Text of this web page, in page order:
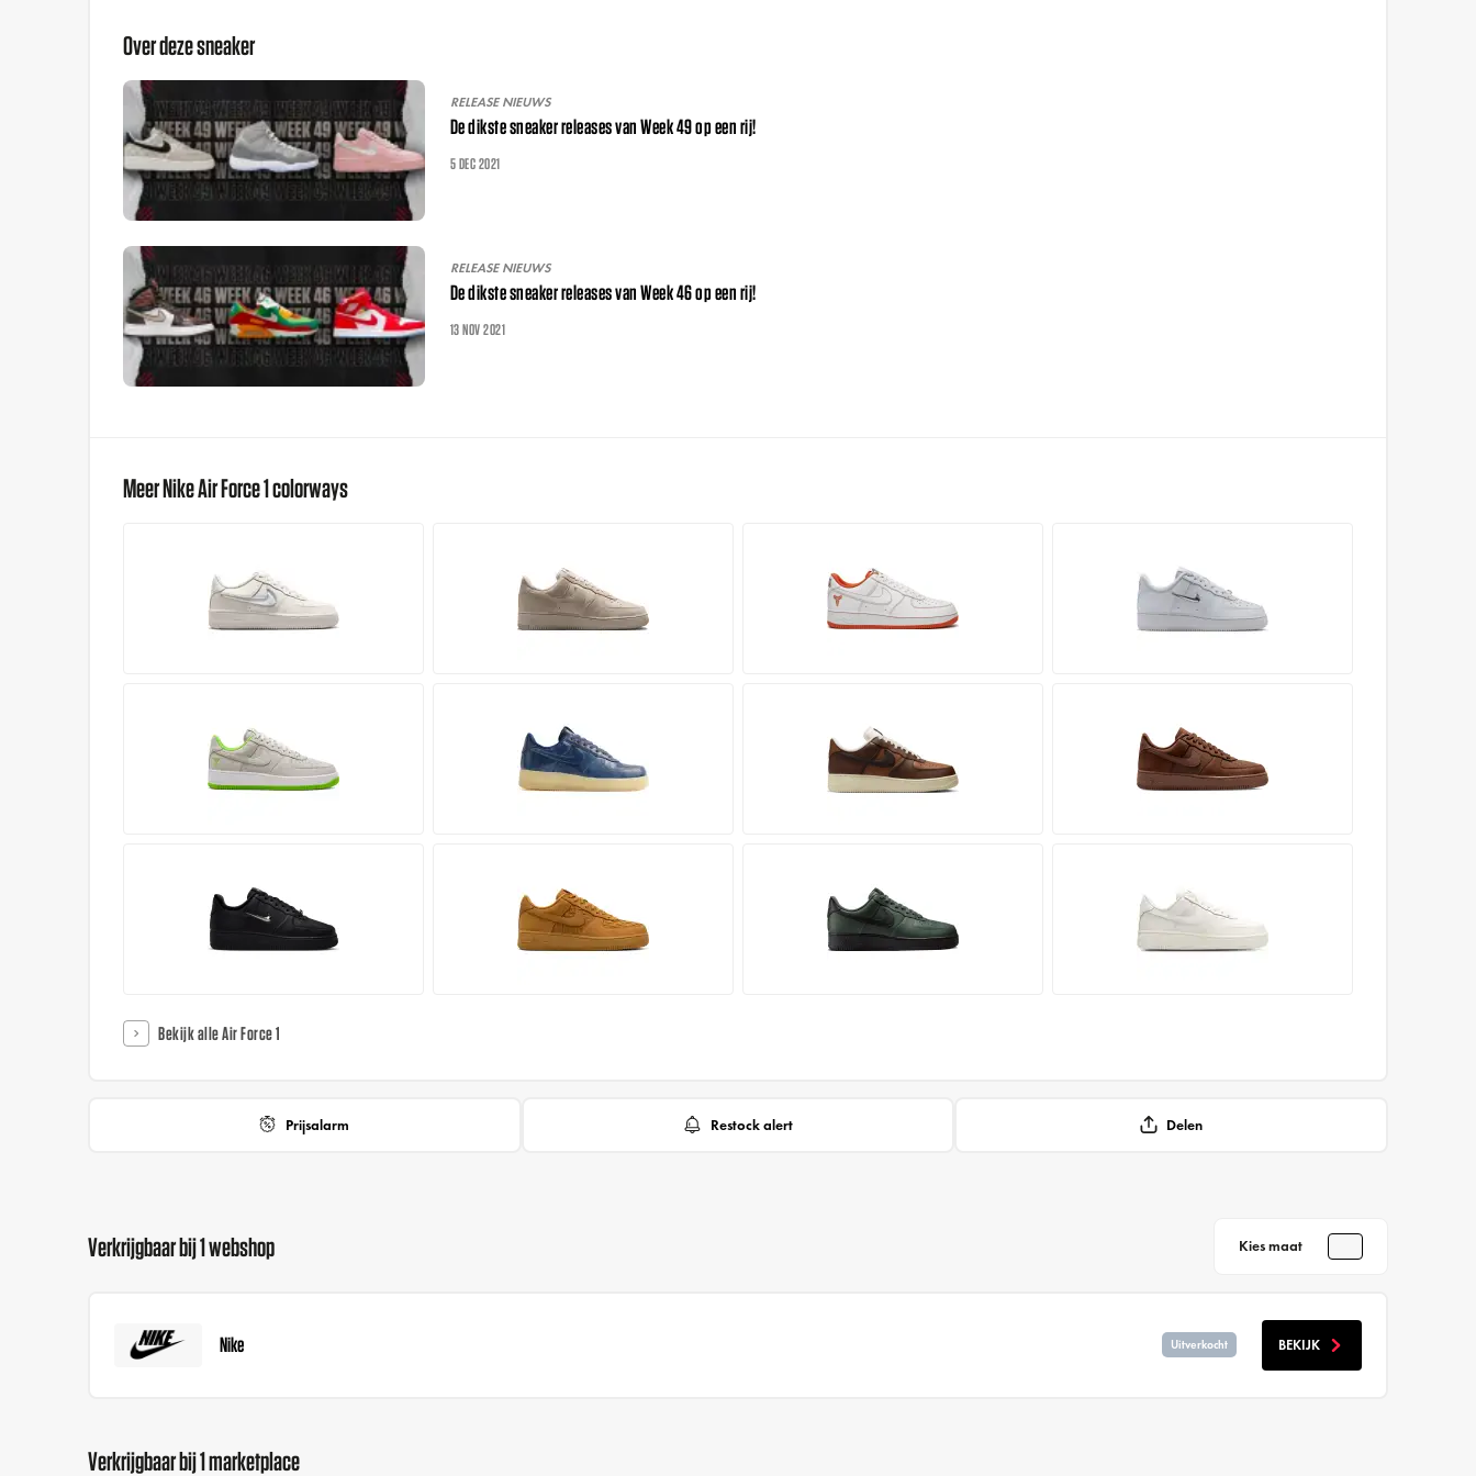
Over deze sneaker
RELEASE NIEUWS
De dikste sneaker releases van Week 49 op een rij!
5 DEC 2021
RELEASE NIEUWS
De dikste sneaker releases van Week 46 op een rij!
13 NOV 2021
Meer Nike Air Force 1 colorways
Bekijk alle Air Force 1
Prijsalarm Restock alert Delen
Verkrijgbaar bij 1 webshop Kies maat
Nike Uitverkocht BEKIJK
Verkrijgbaar bij 1 marketplace